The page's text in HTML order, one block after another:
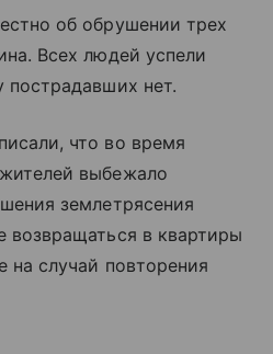
об обрушении трех
Всех людей успели
пострадавших нет.
что во время
выбежало
землетрясения
возвращаться в квартиры
на случай повторения